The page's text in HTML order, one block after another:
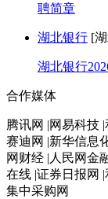
聘简章
湖北银行 [
湖北银行
合作媒体
腾讯网 |网易科技
赛迪网 |新华信息
网财经 |人民网金
在线 |证券日报网
集中采购网